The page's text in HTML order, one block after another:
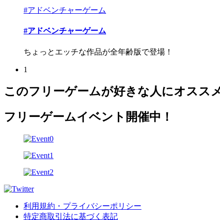
#アドベンチャーゲーム
#アドベンチャーゲーム
ちょっとエッチな作品が全年齢版で登場！
1
このフリーゲームが好きな人にオスス
フリーゲームイベント開催中！
利用規約・プライバシーポリシー
特定商取引法に基づく表記